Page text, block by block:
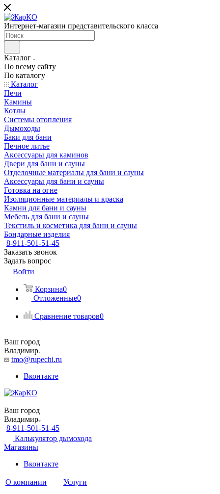
Интернет-магазин представительского класса
Каталог
По всему сайту
По каталогу
Каталог
Печи
Камины
Котлы
Системы отопления
Дымоходы
Баки для бани
Печное литье
Аксессуары для каминов
Двери для бани и сауны
Отделочные материалы для бани и сауны
Аксессуары для бани и сауны
Готовка на огне
Изоляционные материалы и краска
Камни для бани и сауны
Мебель для бани и сауны
Текстиль и косметика для бани и сауны
Бондарные изделия
8-911-501-51-45
Заказать звонок
Задать вопрос
Войти
Корзина0
Отложенные0
Сравнение товаров0
Ваш город
Владимир
tmo@rupechi.ru
Вконтакте
Ваш город
Владимир
8-911-501-51-45
Калькулятор дымохода
Магазины
Вконтакте
О компании
Услуги